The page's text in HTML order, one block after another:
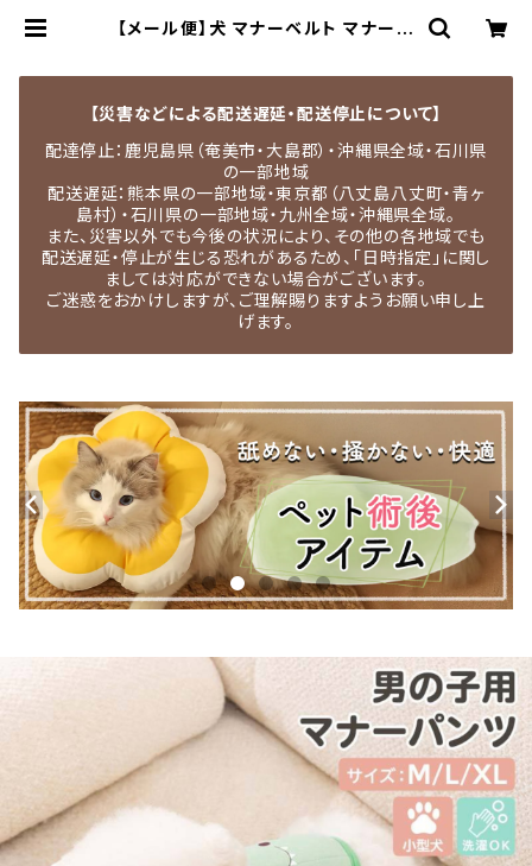
【メール便】犬 マナーベルト マナーパ
241 | MEDEL QUON｜ペット用品
専門店・犬用品・猫服・ドッグウェア
【災害などによる配送遅延・配送停止について】
配達停止：鹿児島県（奄美市・大島郡）・沖縄県全域・石川県
の一部地域
配送遅延：熊本県の一部地域・東京都（八丈島八丈町・青ヶ
島村）・石川県の一部地域・九州全域・沖縄県全域。
また、災害以外でも今後の状況により、その他の各地域でも
配送遅延・停止が生じる恐れがあるため、「日時指定」に関し
ましては対応ができない場合がございます。
ご迷惑をおかけしますが、ご理解賜りますようお願い申し上
げます。